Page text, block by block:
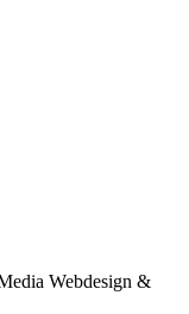
Webdesign &